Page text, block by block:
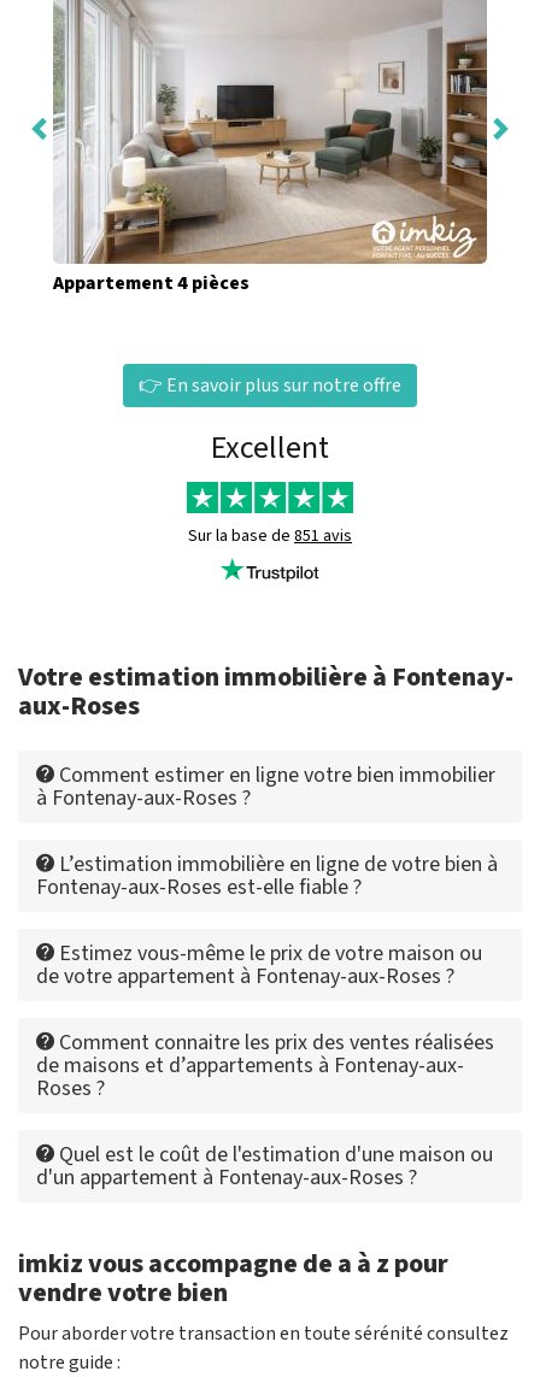
Appartement 4 pièces
👉 En savoir plus sur notre offre
Excellent
Sur la base de 851 avis
Votre estimation immobilière à Fontenay-
aux-Roses
Comment estimer en ligne votre bien immobilier
à Fontenay-aux-Roses ?
L’estimation immobilière en ligne de votre bien à
Fontenay-aux-Roses est-elle fiable ?
Estimez vous-même le prix de votre maison ou
de votre appartement à Fontenay-aux-Roses ?
Comment connaitre les prix des ventes réalisées
de maisons et d’appartements à Fontenay-aux-
Roses ?
Quel est le coût de l'estimation d'une maison ou
d'un appartement à Fontenay-aux-Roses ?
imkiz vous accompagne de a à z pour
vendre votre bien
Pour aborder votre transaction en toute sérénité consultez
notre guide :